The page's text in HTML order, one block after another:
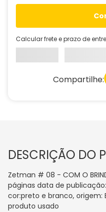
Calcular frete e prazo de
Compartilhe:
DESCRIÇÃO DO
Zetman # 08 - COM O
páginas data de publicação:
cor:preto e branco, origem:
produto usado